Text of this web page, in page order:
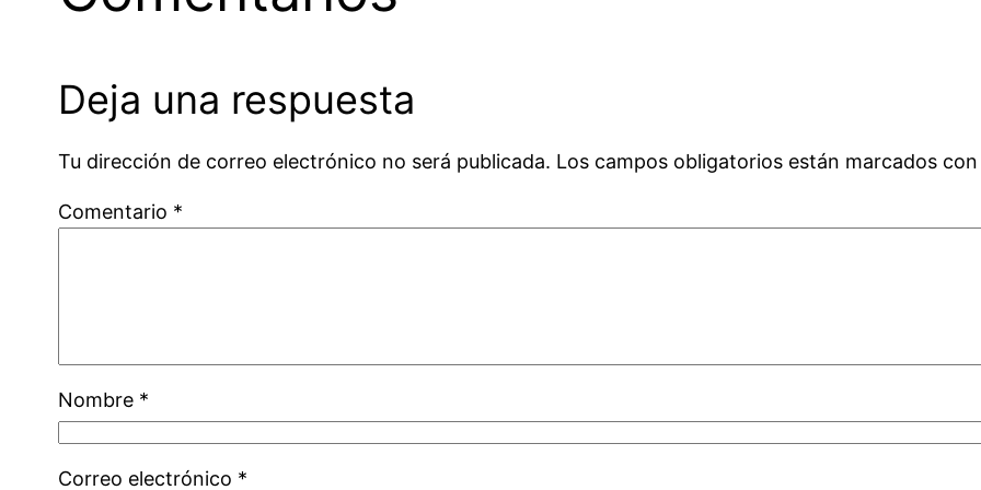
Deja una respuesta
Tu dirección de correo electrónico no será publicada. Los campos obligatorios están marcados con
Comentario *
Nombre *
Correo electrónico *